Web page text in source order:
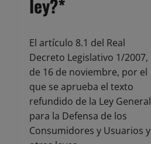
ley?*
El artículo 8.1 del Real
Decreto Legislativo 1/2007,
de 16 de noviembre, por el
que se aprueba el texto
refundido de la Ley General
para la Defensa de los
Consumidores y Usuarios y